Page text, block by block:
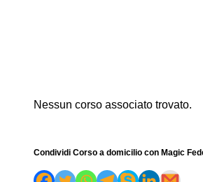
Nessun corso associato trovato.
Condividi Corso a domicilio con Magic